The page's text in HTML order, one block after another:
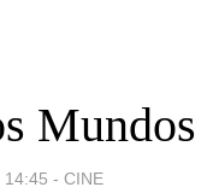
Mundos
14:45 - CINE